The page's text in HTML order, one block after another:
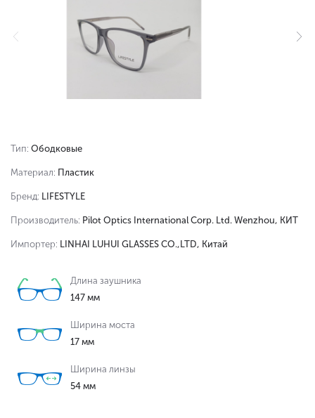
Тип: Ободковые
Материал: Пластик
Бренд: LIFESTYLE
Производитель: Pilot Optics International Corp. Ltd. Wenzhou, КИТ
Импортер: LINHAI LUHUI GLASSES CO.,LTD, Китай
Длина заушника
147 мм
Ширина моста
17 мм
Ширина линзы
54 мм